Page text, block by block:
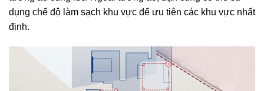
dụng chế độ làm sạch khu vực để ưu tiên các khu vực nhất
định.